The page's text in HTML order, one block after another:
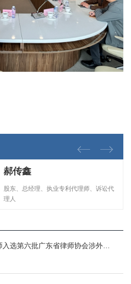
郝传鑫
股东、总经理、执业专利代理师、诉讼代
理人
喜讯 | 三环律师入选第六批广东省律师协会涉外律师先锋人才库、新锐人才库